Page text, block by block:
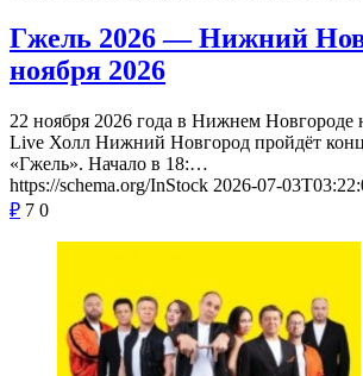
Гжель 2026 — Нижний
ноября 2026
22 ноября 2026 года в Нижнем
Live Холл Нижний Новгород пройдёт
«Гжель». Начало в 18:…
https://schema.org/InStock 2026-07-
₽ 7 0